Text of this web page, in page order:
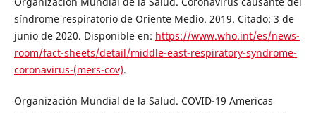
síndrome respiratorio de Oriente Medio. 2019. Citado: 3 de
junio de 2020. Disponible en: https://www.who.int/es/news-
room/fact-sheets/detail/middle-east-respiratory-syndrome-
coronavirus-(mers-cov).
Organización Mundial de la Salud. COVID-19 Americas